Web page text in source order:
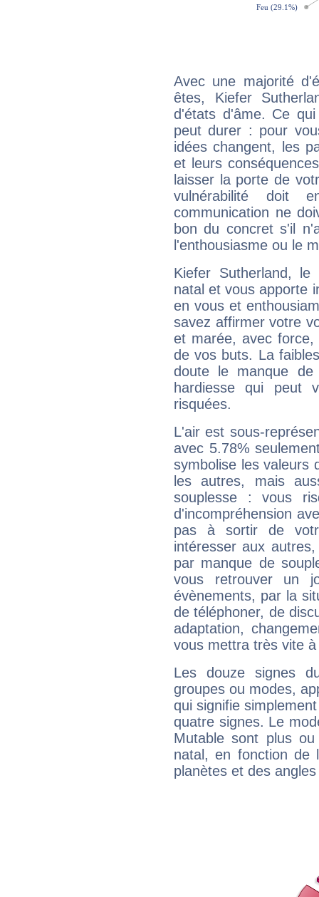
Avec une majorité
êtes, Kiefer
d'états d'âme. Ce
peut durer : pour
idées changent, les
et leurs
laisser la porte de
vulnérabilité doit
communication ne
bon du concret s'il
l'enthousiasme ou le
Kiefer Sutherland,
natal et vous apporte
en vous et
savez affirmer votre
et marée, avec
de vos buts. La
doute le manque
hardiesse qui peut
risquées.
L'air est sous-
avec 5.78%
symbolise les valeurs
les autres, mais
souplesse : vous
d'incompréhension
pas à sortir de
intéresser aux
par manque de
vous retrouver un
évènements, par la
de téléphoner, de
adaptation,
vous mettra très vite
Les douze signes
groupes ou modes,
qui signifie
quatre signes. Le
Mutable sont plus
natal, en fonction de
planètes et des